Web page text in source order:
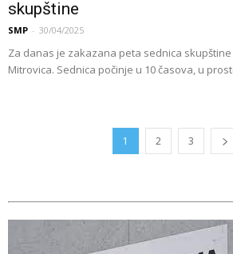
skupštine
SMP - 30/04/2025
Za danas je zakazana peta sednica
Mitrovica. Sednica počinje u 10 časova, u
1 2 3